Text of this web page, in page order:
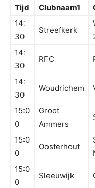
Tijd Clubnaam1
14:
30
Streefkerk
14:
30
RFC
14:
30
Woudrichem
15:0
0
Groot
Ammers
15:0
0
Oosterhout
15:0
0
Sleeuwijk